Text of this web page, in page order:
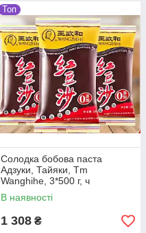
Топ
Солодка бобова паста
Адзуки, Тайяки, Tm
Wanghihe, 3*500 г, ч
В наявності
1 308 ₴